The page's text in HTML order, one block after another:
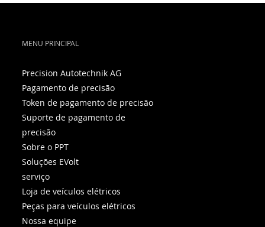
MENU PRINCIPAL
Precision Autotechnik AG
Pagamento de precisão
Token de pagamento de precisão
Suporte de pagamento de
precisão
Sobre o PPT
Soluções EVolt
serviço
Loja de veículos elétricos
Peças para veículos elétricos
Nossa equipe